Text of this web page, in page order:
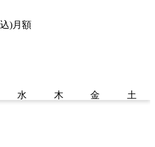
)月額
水 木 金 土